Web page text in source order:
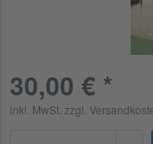
30,00 € *
inkl. MwSt. zzgl.